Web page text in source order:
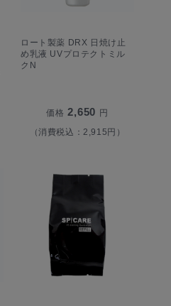
ロート製薬 DRX 日焼け止
め乳液 UVプロテクトミル
クN
価格 2,650 円
（消費税込：2,915円）